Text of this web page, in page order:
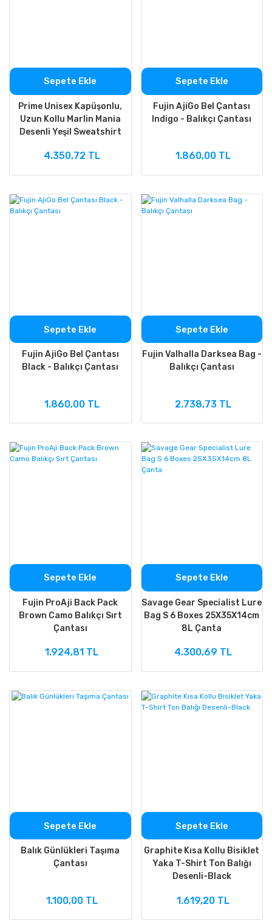
Sepete Ekle
Prime Unisex Kapüşonlu,
Uzun Kollu Marlin Mania
Desenli Yeşil Sweatshirt
4.350,72 TL
Sepete Ekle
Fujin AjiGo Bel Çantası
Indigo - Balıkçı Çantası
1.860,00 TL
Sepete Ekle
Fujin AjiGo Bel Çantası
Black - Balıkçı Çantası
1.860,00 TL
Sepete Ekle
Fujin Valhalla Darksea Bag -
Balıkçı Çantası
2.738,73 TL
Sepete Ekle
Fujin ProAji Back Pack
Brown Camo Balıkçı Sırt
Çantası
1.924,81 TL
Sepete Ekle
Savage Gear Specialist Lure
Bag S 6 Boxes 25X35X14cm
8L Çanta
4.300,69 TL
Sepete Ekle
Balık Günlükleri Taşıma
Çantası
1.100,00 TL
Sepete Ekle
Graphite Kısa Kollu Bisiklet
Yaka T-Shirt Ton Balığı
Desenli-Black
1.619,20 TL